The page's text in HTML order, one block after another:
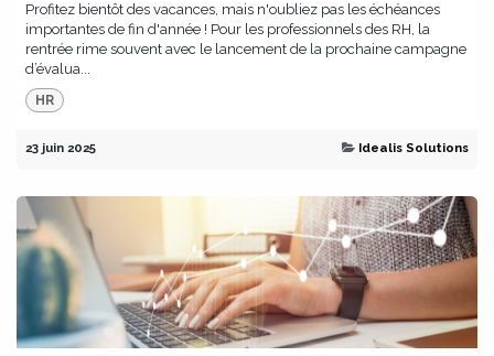
Profitez bientôt des vacances, mais n'oubliez pas les échéances
importantes de fin d'année ! Pour les professionnels des RH, la
rentrée rime souvent avec le lancement de la prochaine campagne
d’évalua...
HR
23 juin 2025 Idealis Solutions